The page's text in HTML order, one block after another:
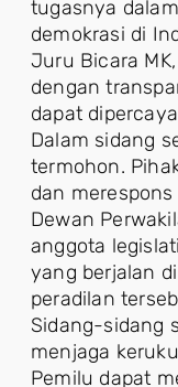
tugasnya
demokrasi di
Juru Bicara
dengan
dapat
Dalam sidang
termohon.
dan
Dewan
anggota
yang berjalan
peradilan
Sidang-sidang
menjaga
Pemilu dapat